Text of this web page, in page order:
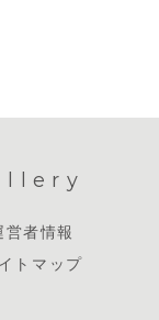
営者情報
トマップ